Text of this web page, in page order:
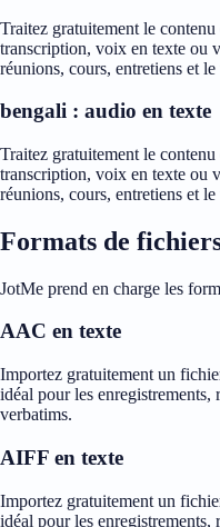
Traitez gratuitement le
transcription, voix en texte ou
réunions, cours, entretiens et
bengali : audio en texte
Traitez gratuitement le
transcription, voix en texte ou
réunions, cours, entretiens et
Formats de
JotMe prend en charge les
AAC en texte
Importez gratuitement un
idéal pour les enregistrements,
verbatims.
AIFF en texte
Importez gratuitement un
idéal pour les enregistrements,